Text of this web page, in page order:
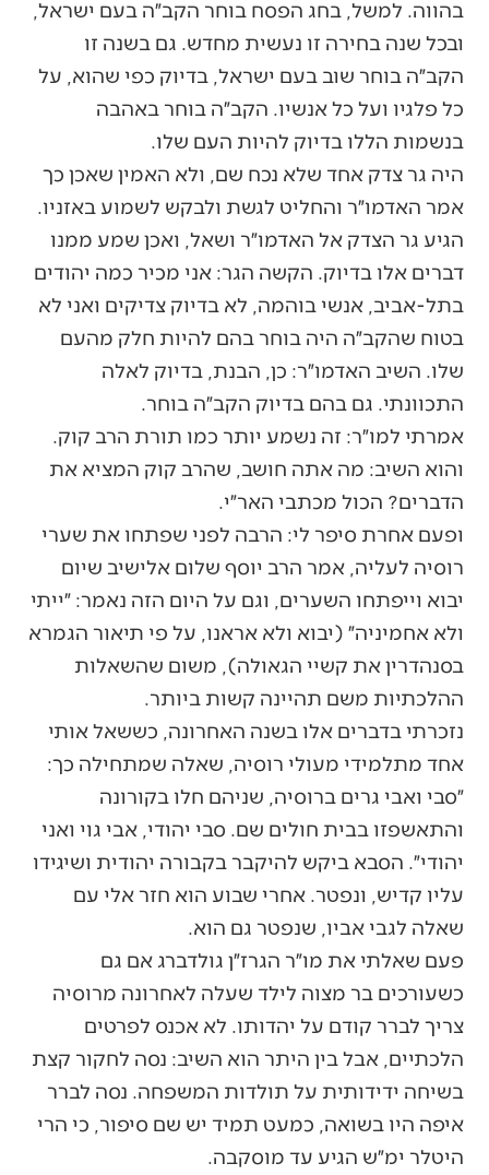
בהווה. למשל, בחג הפסח בוחר הקב״ה בעם ישראל,
ובכל שנה בחירה זו נעשית מחדש. גם בשנה זו
הקב״ה בוחר שוב בעם ישראל, בדיוק כפי שהוא, על
כל פלגיו ועל כל אנשיו. הקב״ה בוחר באהבה
בנשמות הללו בדיוק להיות העם שלו.
היה גר צדק אחד שלא נכח שם, ולא האמין שאכן כך
אמר האדמו״ר והחליט לגשת ולבקש לשמוע באזניו.
הגיע גר הצדק אל האדמו״ר ושאל, ואכן שמע ממנו
דברים אלו בדיוק. הקשה הגר: אני מכיר כמה יהודים
בתל-אביב, אנשי בוהמה, לא בדיוק צדיקים ואני לא
בטוח שהקב״ה היה בוחר בהם להיות חלק מהעם
שלו. השיב האדמו״ר: כן, הבנת, בדיוק לאלה
התכוונתי. גם בהם בדיוק הקב״ה בוחר.
אמרתי למו״ר: זה נשמע יותר כמו תורת הרב קוק.
והוא השיב: מה אתה חושב, שהרב קוק המציא את
הדברים? הכול מכתבי האר״י.
ופעם אחרת סיפר לי: הרבה לפני שפתחו את שערי
רוסיה לעליה, אמר הרב יוסף שלום אלישיב שיום
יבוא וייפתחו השערים, וגם על היום הזה נאמר: ״ייתי
ולא אחמיניה״ (יבוא ולא אראנו, על פי תיאור הגמרא
בסנהדרין את קשיי הגאולה), משום שהשאלות
ההלכתיות משם תהיינה קשות ביותר.
נזכרתי בדברים אלו בשנה האחרונה, כששאל אותי
אחד מתלמידי מעולי רוסיה, שאלה שמתחילה כך:
״סבי ואבי גרים ברוסיה, שניהם חלו בקורונה
והתאשפזו בבית חולים שם. סבי יהודי, אבי גוי ואני
יהודי״. הסבא ביקש להיקבר בקבורה יהודית ושיגידו
עליו קדיש, ונפטר. אחרי שבוע הוא חזר אלי עם
שאלה לגבי אביו, שנפטר גם הוא.
פעם שאלתי את מו״ר הגרז״ן גולדברג אם גם
כשעורכים בר מצוה לילד שעלה לאחרונה מרוסיה
צריך לברר קודם על יהדותו. לא אכנס לפרטים
הלכתיים, אבל בין היתר הוא השיב: נסה לחקור קצת
בשיחה ידידותית על תולדות המשפחה. נסה לברר
איפה היו בשואה, כמעט תמיד יש שם סיפור, כי הרי
היטלר ימ״ש הגיע עד מוסקבה.